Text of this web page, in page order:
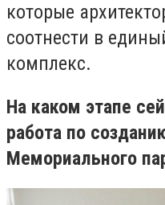
которые
соотнести в
комплекс.
На каком этапе
работа по
Мемориального